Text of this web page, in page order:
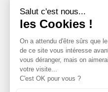
NOS GAMMES STARS
Acova Atoll
Acova Fassane
Radiateur Atlantic
Radiateur Thermor
Ariston Chauffe-eau